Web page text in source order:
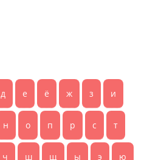
д е ё ж з и
н о п р с т
ч ш щ ы э ю